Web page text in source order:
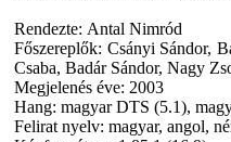
Rendezte: Antal Nimród
Főszereplők: Csányi Sándor,
Csaba, Badár Sándor, Nagy
Megjelenés éve: 2003
Hang: magyar DTS (5.1),
Felirat nyelv: magyar, angol,